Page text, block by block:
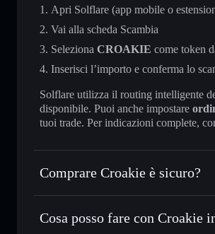
Apri Solflare (app mobile o
Vai alla scheda Scambia
Seleziona CROAKIE come token
Inserisci l’importo e conferma lo
Solflare utilizza il routing intelligente
disponibile. Puoi anche impostare
tuoi trade. Per indicazioni complete,
Comprare Croakie è sicuro?
Croakie non è verificato
Cosa posso fare con Croakie